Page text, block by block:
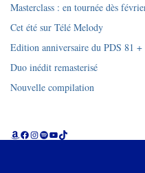
Masterclass : en tournée dès
Cet été sur Télé Melody
Edition anniversaire du PDS 81
Duo inédit remasterisé
Nouvelle compilation
Amazon
Facebook
Instagram
Spotify
YouTube
TikTok